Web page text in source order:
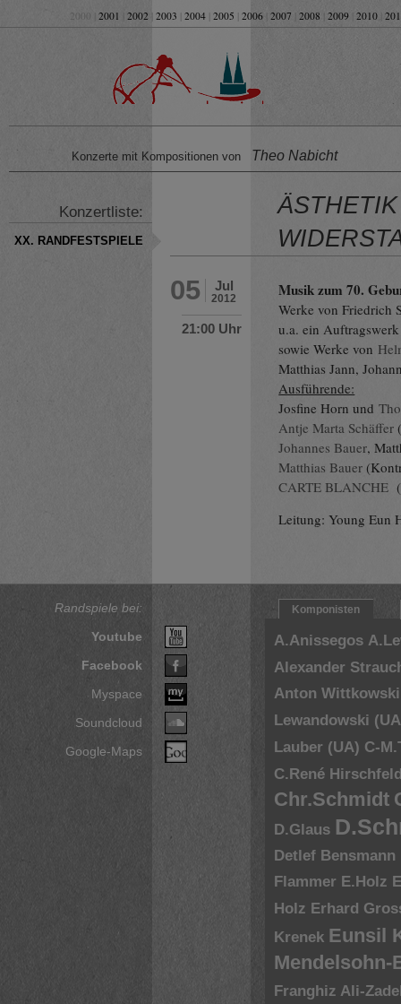
2000 | 2001 2002 2003 2004 2005 2006 2007 2008 2009 2010
Konzerte mit Kompositionen von Theo Nabicht
Jul
2012
05
21:00 Uhr
Musik zum 70.
Werke von Friedrich
u.a. ein
sowie Werke von
Matthias Jann,
Ausführende:
Josfine Horn und
Antje Marta Schäffer
Johannes Bauer,
Matthias Bauer
CARTE BLANCHE
Leitung: Young Eun
Konzertliste:
XX. RANDFESTSPIELE
Randspiele bei:
Youtube
Facebook
Myspace
Soundcloud
Google-Maps
Komponisten
A.Anissegos
Alexander
Anton
Lewandowski
Lauber (UA) C-
C.René
Chr.Schmidt
D.Glaus
Detlef Bensmann
Flammer E.Holz
Holz Erhard
Krenek Eunsil
Mendelsohn-
Franghiz Ali-